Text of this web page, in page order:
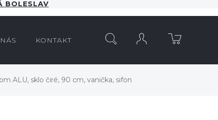
BOLESLAV
KONTAKT
ALU, sklo čiré, 90 cm, vanička, sifon